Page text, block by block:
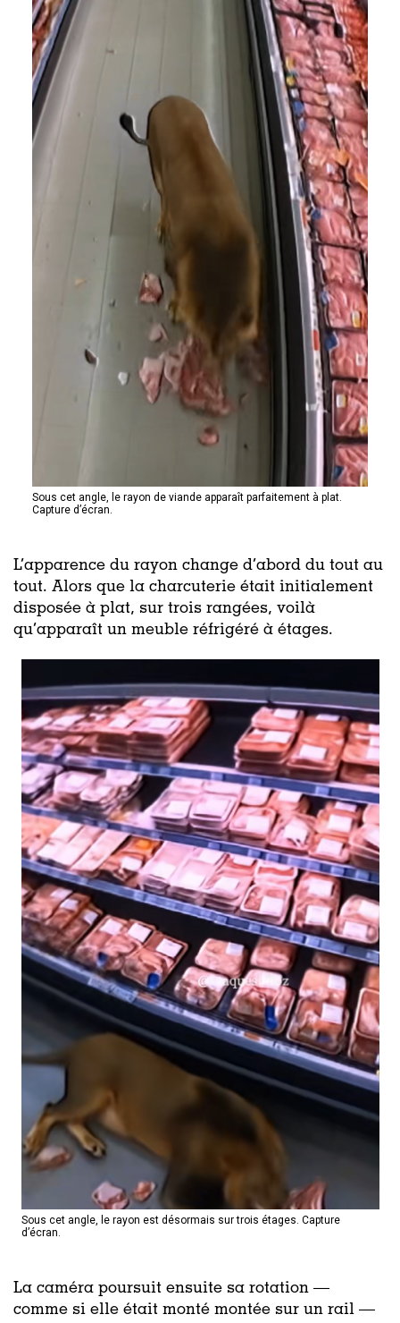
Sous cet angle, le rayon de viande apparaît parfaitement à plat.
Capture d’écran.
L’apparence du rayon change d’abord du tout au
tout. Alors que la charcuterie était initialement
disposée à plat, sur trois rangées, voilà
qu’apparaît un meuble réfrigéré à étages.
Sous cet angle, le rayon est désormais sur trois étages. Capture
d’écran.
La caméra poursuit ensuite sa rotation —
comme si elle était monté montée sur un rail —